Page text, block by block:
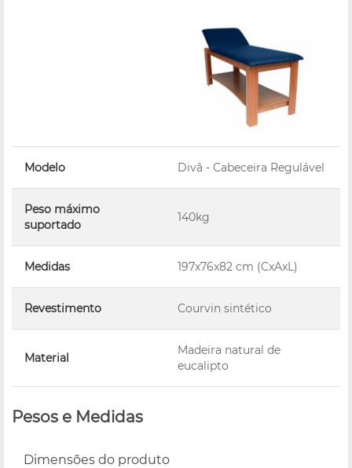
Modelo Divâ - Cabeceira Regulável
Peso máximo
suportado
140kg
Medidas 197x76x82 cm (CxAxL)
Revestimento Courvin sintético
Material
Madeira natural de
eucalipto
Pesos e Medidas
Dimensões do produto